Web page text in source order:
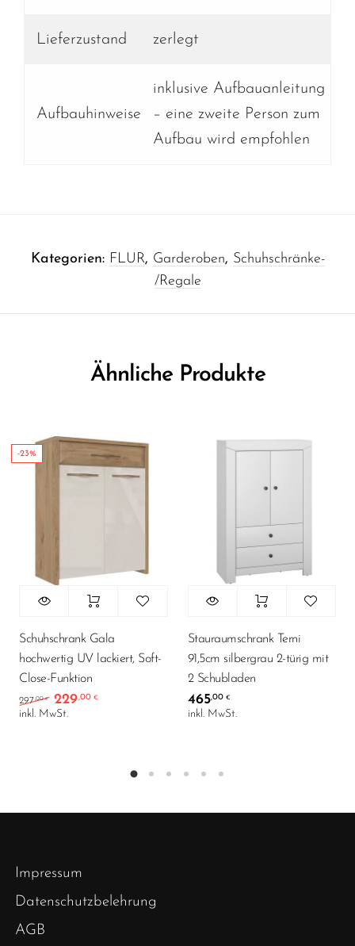
Lieferzustand zerlegt
Aufbauhinweise
inklusive Aufbauanleitung
– eine zweite Person zum
Aufbau wird empfohlen
Kategorien: FLUR, Garderoben, Schuhschränke-
/Regale
Ähnliche Produkte
-23%
Schuhschrank Gala
hochwertig UV lackiert, Soft-
Close-Funktion
297,00€ Ursprünglicher Preis war: 297,00 €
229,00 € Aktueller Preis ist: 229,00 €.
inkl. MwSt.
Stauraumschrank Terni
91,5cm silbergrau 2-türig mit
2 Schubladen
465,00€
inkl. MwSt.
Impressum
Datenschutzbelehrung
AGB